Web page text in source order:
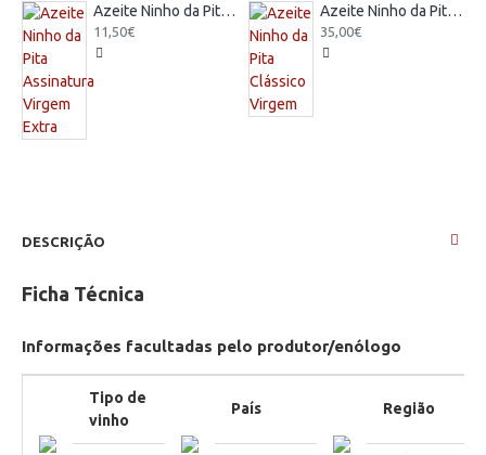
Azeite Ninho da Pita Assinatura Virgem Extra
11,50€
Azeite Ninho da Pita Clássico Virgem
35,00€
DESCRIÇÃO
Ficha Técnica
Informações facultadas pelo produtor/enólogo
Tipo de
vinho
País Região